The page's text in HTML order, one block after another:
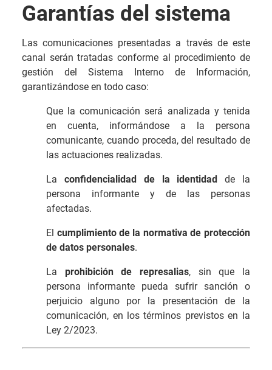
Garantías del sistema
Las comunicaciones presentadas a través de este
canal serán tratadas conforme al procedimiento de
gestión del Sistema Interno de Información,
garantizándose en todo caso:
Que la comunicación será analizada y tenida
en cuenta, informándose a la persona
comunicante, cuando proceda, del resultado de
las actuaciones realizadas.
Laconfidencialidad de la identidad
de la
persona informante y de las personas
afectadas.
El cumplimiento de la normativa de protección
de datos personales.
La prohibición de represalias, sin que la
persona informante pueda sufrir sanción o
perjuicio alguno por la presentación de la
comunicación, en los términos previstos en la
Ley 2/2023.